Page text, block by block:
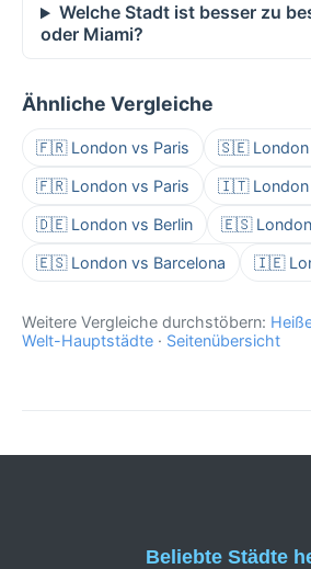
Welche Stadt ist besser zu
oder Miami?
Ähnliche Vergleiche
🇫🇷 London vs Paris 🇸🇪 London
🇫🇷 London vs Paris 🇮🇹 London
🇩🇪 London vs Berlin 🇪🇸 London
🇪🇸 London vs Barcelona 🇮🇪
Weitere Vergleiche durchstöbern:
Welt-Hauptstädte · Seitenübersicht
Beliebte Städte